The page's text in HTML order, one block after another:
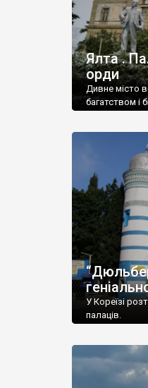
Ялта .
орди
Дивне місто
багатством і
У Кореїзі
палаців.